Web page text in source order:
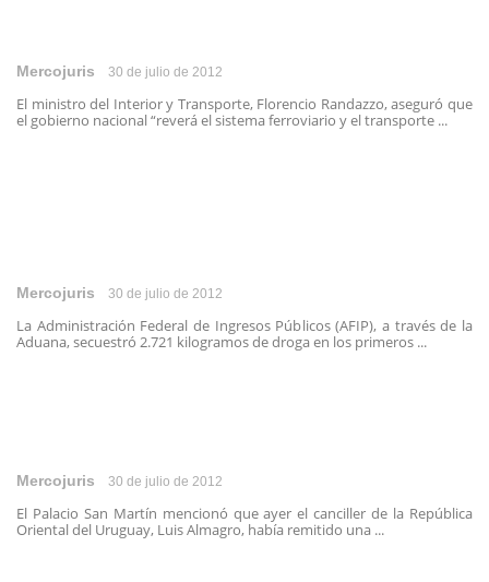
Mercojuris 30 de julio de 2012
El ministro del Interior y Transporte, Florencio Randazzo, aseguró que
el gobierno nacional “reverá el sistema ferroviario y el transporte ...
Mercojuris 30 de julio de 2012
La Administración Federal de Ingresos Públicos (AFIP), a través de la
Aduana, secuestró 2.721 kilogramos de droga en los primeros ...
Mercojuris 30 de julio de 2012
El Palacio San Martín mencionó que ayer el canciller de la República
Oriental del Uruguay, Luis Almagro, había remitido una ...